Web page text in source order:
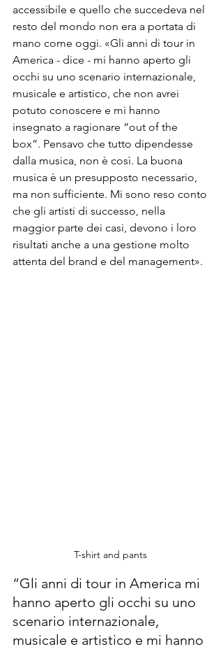
accessibile e quello che succedeva nel
resto del mondo non era a portata di
mano come oggi. «Gli anni di tour in
America - dice - mi hanno aperto gli
occhi su uno scenario internazionale,
musicale e artistico, che non avrei
potuto conoscere e mi hanno
insegnato a ragionare “out of the
box”. Pensavo che tutto dipendesse
dalla musica, non è così. La buona
musica è un presupposto necessario,
ma non sufficiente. Mi sono reso conto
che gli artisti di successo, nella
maggior parte dei casi, devono i loro
risultati anche a una gestione molto
attenta del brand e del management».
T-shirt and pants
“Gli anni di tour in America mi
hanno aperto gli occhi su uno
scenario internazionale,
musicale e artistico e mi hanno